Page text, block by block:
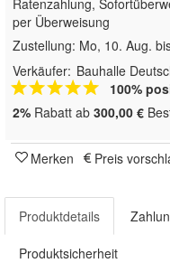
Ratenzahlung,
per Überweisung
Zustellung: Mo, 10. Aug.
Verkäufer: Bauhalle
100%
2% Rabatt ab 300,00 €
Merken Preis
Produktdetails
Produktsicherheit